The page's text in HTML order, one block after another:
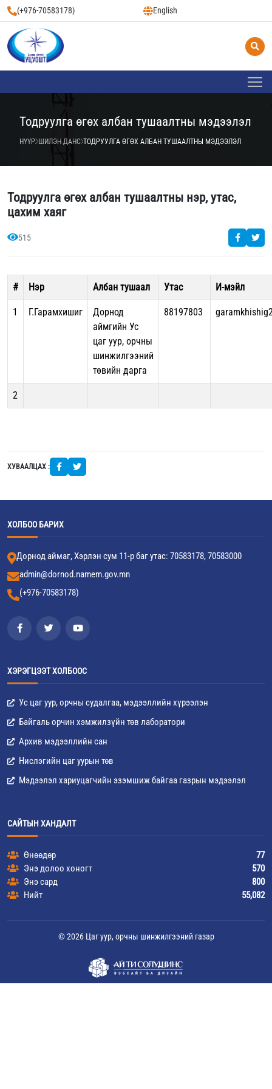
(+976-70583178) English
Тодруулга өгөх албан тушаалтны мэдээлэл
НҮҮР ШИЛЭН ДАНС ТОДРУУЛГА ӨГӨХ АЛБАН ТУШААЛТНЫ МЭДЭЭЛЭЛ
Тодруулга өгөх албан тушаалтны нэр, утас,
цахим хаяг
515
# Нэр Албан тушаал Утас И-мэйл
1 Г.Гарамхишиг
Дорнод
аймгийн Ус
цаг уур, орчны
шинжилгээний
төвийн дарга
88197803
2
ХУВААЛЦАХ :
ХОЛБОО БАРИХ
Дорнод аймаг, Хэрлэн сум 11-р баг утас: 70583178, 70583000
admin@dornod.namem.gov.mn
(+976-70583178)
ХЭРЭГЦЭЭТ ХОЛБООС
Ус цаг уур, орчны судалгаа, мэдээллийн хүрээлэн
Байгаль орчин хэмжилзүйн төв лаборатори
Архив мэдээллийн сан
Нислэгийн цаг уурын төв
Мэдээлэл хариуцагчийн эзэмшиж байгаа газрын мэдээлэл
САЙТЫН ХАНДАЛТ
Өнөөдөр
77
Энэ долоо хоногт
570
Энэ сард
800
Нийт
55,082
© 2026 Цаг уур, орчны шинжилгээний газар